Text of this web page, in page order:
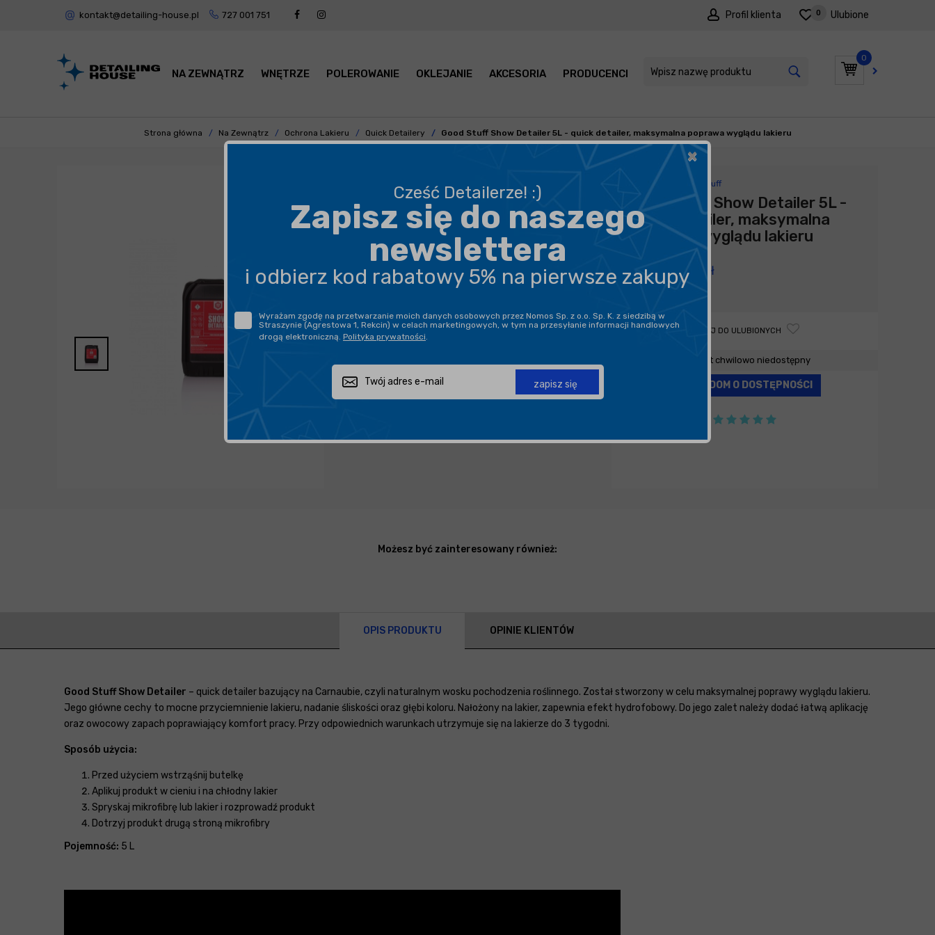
kontakt@detailing-house.pl 727 001 751 Profil klienta Ulubione
0
0
NA ZEWNĄTRZ WNĘTRZE POLEROWANIE OKLEJANIE AKCESORIA PRODUCENCI PROMOCJE
Strona główna Na Zewnątrz Ochrona Lakieru Quick Detailery Good Stuff Show Detailer 5L - quick detailer, maksymalna poprawa wyglądu lakieru
Good Stuff Show Detailer – quick detailer bazujący na
Carnaubie, czyli naturalnym wosku pochodzenia
roślinnego. Mocno przyciemnienia lakier, nadaje śliskości
oraz głębi koloru.
dalej
DARMOWA DOSTAWA OD 199,90 ZŁ
PROFESJONALNE DORADZTWO
Producent: Good Stuff
Good Stuff Show Detailer 5L -
quick detailer, maksymalna
poprawa wyglądu lakieru
179,90zł
litr
DODAJ DO ULUBIONYCH
Produkt chwilowo niedostępny
POWIADOM O DOSTĘPNOŚCI
Możesz być zainteresowany również:
OPIS PRODUKTU OPINIE KLIENTÓW
Good Stuff Show Detailer – quick detailer bazujący na Carnaubie, czyli naturalnym wosku pochodzenia roślinnego. Został stworzony w celu maksymalnej poprawy wyglądu lakieru.
Jego główne cechy to mocne przyciemnienie lakieru, nadanie śliskości oraz głębi koloru. Nałożony na lakier, zapewnia efekt hydrofobowy. Do jego zalet należy dodać łatwą aplikację
oraz owocowy zapach poprawiający komfort pracy. Przy odpowiednich warunkach utrzymuje się na lakierze do 3 tygodni.
Sposób użycia:
Przed użyciem wstrząśnij butelkę
Aplikuj produkt w cieniu i na chłodny lakier
Spryskaj mikrofibrę lub lakier i rozprowadź produkt
Dotrzyj produkt drugą stroną mikrofibry
Pojemność: 5 L
×
Cześć Detailerze! :)
Zapisz się do naszego
newslettera
i odbierz kod rabatowy 5% na pierwsze zakupy
Wyrażam zgodę na przetwarzanie moich danych osobowych przez Nomos Sp. z o.o. Sp. K. z siedzibą w
Straszynie (Agrestowa 1, Rekcin) w celach marketingowych, w tym na przesyłanie informacji handlowych
drogą elektroniczną. Polityka prywatności
zapisz się